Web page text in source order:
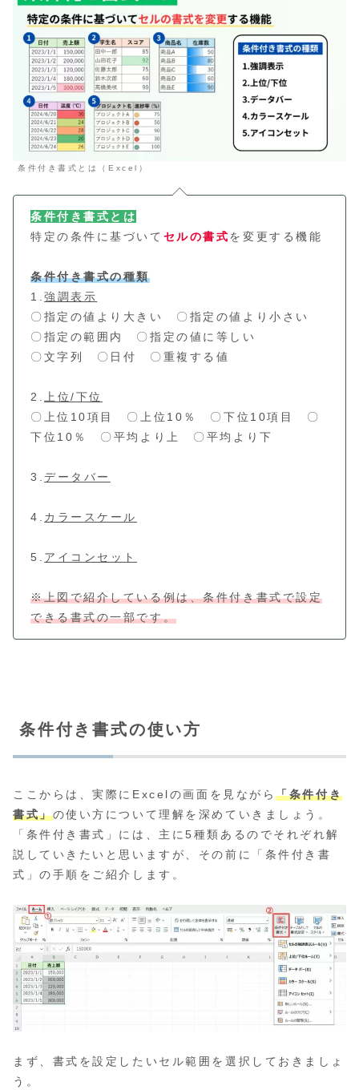
条件付き書式とは（Excel）
条件付き書式とは
特定の条件に基づいて セルの書式を変更する機能
条件付き書式の種類
1.強調表示
〇指定の値より大きい 〇指定の値より小さい
〇指定の範囲内 〇指定の値に等しい
〇文字列 〇日付 〇重複する値
2.
上位/下位
〇上位10項目 〇上位10％ 〇下位10項目 〇
下位10％ 〇平均より上 〇平均より下
3.データバー
4. カラースケール
5. アイコンセット
※上図で紹介している例は、条件付き書式で設定
できる書式の一部です。
条件付き書式の使い方
ここからは、実際にExcelの画面を見ながら「条件付き
書式」の使い方について理解を深めていきましょう。
「条件付き書式」には、主に5種類あるのでそれぞれ解
説していきたいと思いますが、その前に「条件付き書
式」の手順をご紹介します。
まず、書式を設定したいセル範囲を選択しておきましょ
う。